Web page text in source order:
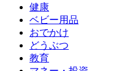
健康
ベビー用品
おでかけ
どうぶつ
教育